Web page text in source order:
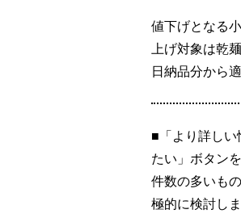
値下げとなる
上げ対象は乾
日納品分から
■「より詳し
たい」ボタン
件数の多いも
極的に検討しま